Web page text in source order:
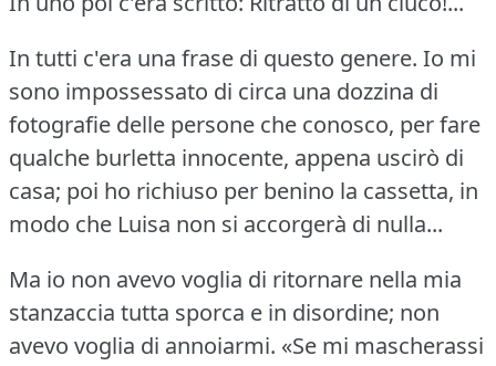
In tutti c'era una frase di questo genere. Io mi
sono impossessato di circa una dozzina di
fotografie delle persone che conosco, per fare
qualche burletta innocente, appena uscirò di
casa; poi ho richiuso per benino la cassetta, in
modo che Luisa non si accorgerà di nulla...
Ma io non avevo voglia di ritornare nella mia
stanzaccia tutta sporca e in disordine; non
avevo voglia di annoiarmi. «Se mi mascherassi